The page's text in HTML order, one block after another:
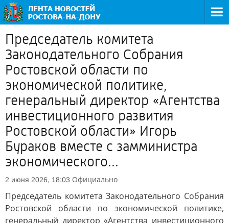
Председатель комитета
Законодательного Собрания
Ростовской области по
экономической политике,
генеральный директор «Агентства
инвестиционного развития
Ростовской области» Игорь
Бураков вместе с замминистра
экономического...
2 июня 2026, 18:03 Официально
Председатель комитета Законодательного Собрания
Ростовской области по экономической политике,
генеральный директор «Агентства инвестиционного